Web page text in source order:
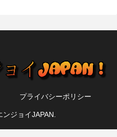
プライバシーポリシー
ジョイJAPAN.